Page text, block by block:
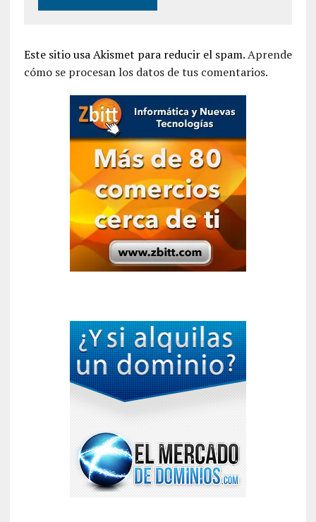
Este sitio usa Akismet para reducir el spam.Aprende
cómo se procesan los datos de tus comentarios.